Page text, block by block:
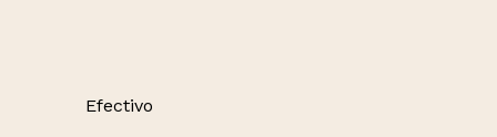
Efectivo